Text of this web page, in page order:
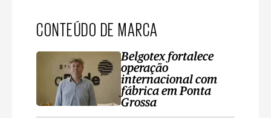
CONTEÚDO DE MARCA
Belgotex fortalece
operação
internacional com
fábrica em Ponta
Grossa